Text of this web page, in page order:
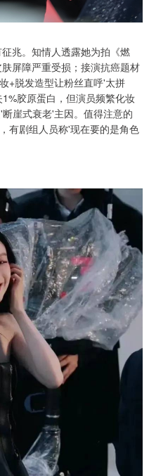
兆。知情人透露她为拍《燃
屏障严重受损；接演抗癌题材
+脱发造型让粉丝直呼'太拼
胶原蛋白，但演员频繁化妆
崖式衰老'主因。值得注意的
有剧组人员称'现在要的是角色